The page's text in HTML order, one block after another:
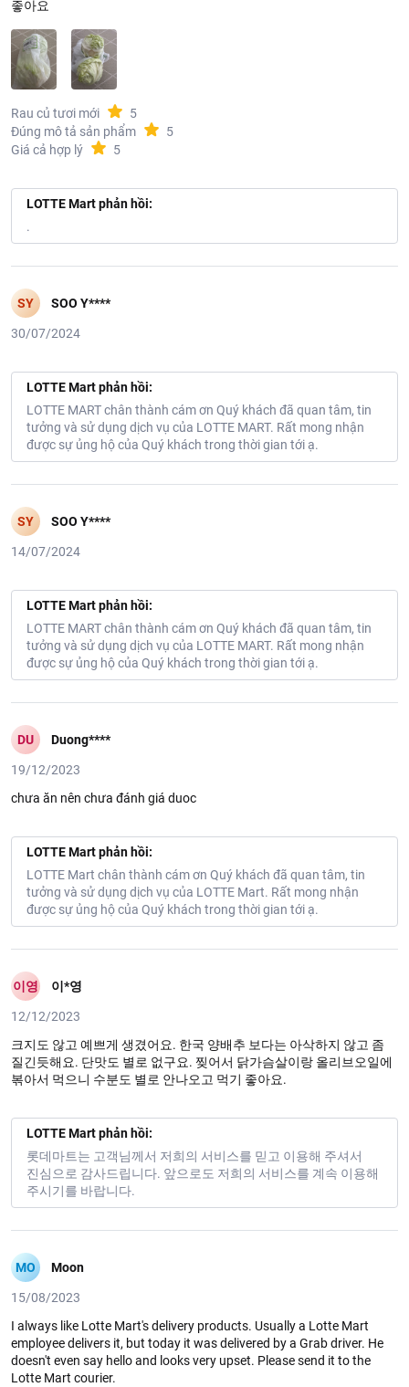
Món ngon gợi ý:Canh bắp cải, salad bắp cải, bắp cải xào thịt bò, bắp
Thông tin từ LOTTE MART:
https://www.lottemart.vn/vi-nsg/faq/39
https://www.lottemart.vn/vi-nsg/faq/85
좋아요
Rau củ tươi mới
5
Đúng mô tả sản phẩm
5
Giá cả hợp lý
5
LOTTE Mart phản hồi:
.
SY SOO Y****
30/07/2024
LOTTE Mart phản hồi:
LOTTE MART chân thành cám ơn Quý khách đã quan tâm, tin
tưởng và sử dụng dịch vụ của LOTTE MART. Rất mong nhận
được sự ủng hộ của Quý khách trong thời gian tới ạ.
SY SOO Y****
14/07/2024
LOTTE Mart phản hồi:
LOTTE MART chân thành cám ơn Quý khách đã quan tâm, tin
tưởng và sử dụng dịch vụ của LOTTE MART. Rất mong nhận
được sự ủng hộ của Quý khách trong thời gian tới ạ.
DU Duong****
19/12/2023
chưa ăn nên chưa đánh giá duoc
LOTTE Mart phản hồi:
LOTTE Mart chân thành cám ơn Quý khách đã quan tâm, tin
tưởng và sử dụng dịch vụ của LOTTE Mart. Rất mong nhận
được sự ủng hộ của Quý khách trong thời gian tới ạ.
이영 이*영
12/12/2023
크지도 않고 예쁘게 생겼어요. 한국 양배추 보다는 아삭하지 않고 좀
질긴듯해요. 단맛도 별로 없구요. 찢어서 닭가슴살이랑 올리브오일에
볶아서 먹으니 수분도 별로 안나오고 먹기 좋아요.
LOTTE Mart phản hồi:
롯데마트는 고객님께서 저희의 서비스를 믿고 이용해 주셔서
진심으로 감사드립니다. 앞으로도 저희의 서비스를 계속 이용해
주시기를 바랍니다.
MO Moon
15/08/2023
I always like Lotte Mart's delivery products. Usually a Lotte Mart
employee delivers it, but today it was delivered by a Grab driver. He
doesn't even say hello and looks very upset. Please send it to the
Lotte Mart courier.